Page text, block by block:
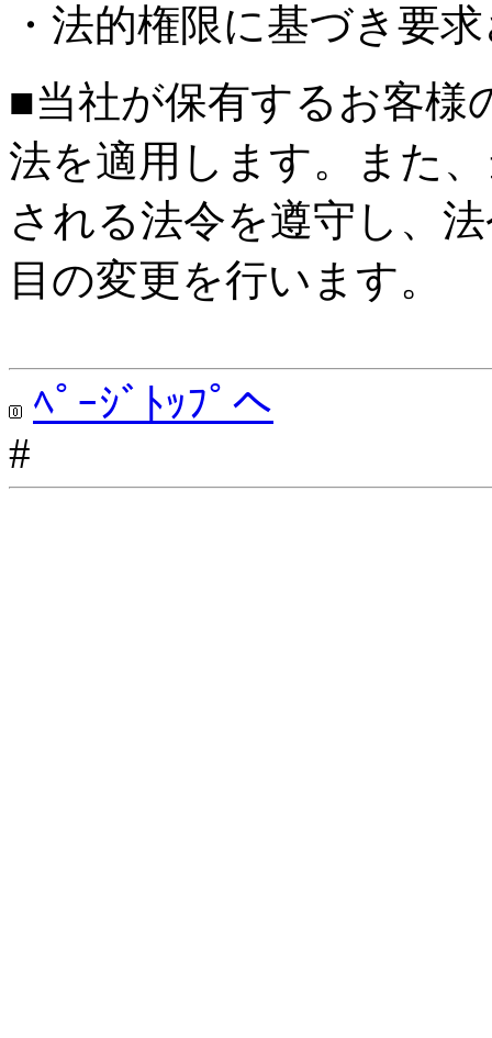
・法的権限に基づき要
■当社が保有するお客様
法を適用します。また
される法令を遵守し、
目の変更を行います。
ﾍﾟｰｼﾞﾄｯﾌﾟへ
#